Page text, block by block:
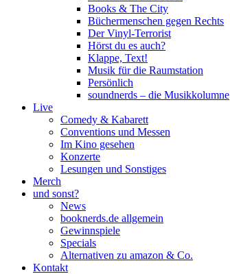
Books & The City
Büchermenschen gegen Rechts
Der Vinyl-Terrorist
Hörst du es auch?
Klappe, Text!
Musik für die Raumstation
Persönlich
soundnerds – die Musikkolumne
Live
Comedy & Kabarett
Conventions und Messen
Im Kino gesehen
Konzerte
Lesungen und Sonstiges
Merch
und sonst?
News
booknerds.de allgemein
Gewinnspiele
Specials
Alternativen zu amazon & Co.
Kontakt